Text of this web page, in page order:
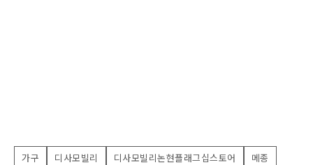
가구 디사모빌리 디사모빌리논현플래그십스토어
메종